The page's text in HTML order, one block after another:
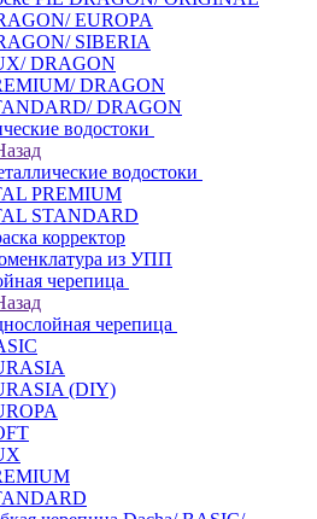
EUROPA
SIBERIA
DRAGON
DRAGON
DRAGON
водостоки
водостоки
PREMIUM
STANDARD
корректор
из УПП
черепица
черепица
(DIY)